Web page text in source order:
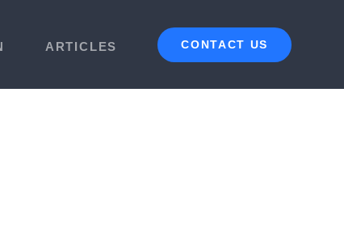
ARTICLES CONTACT US